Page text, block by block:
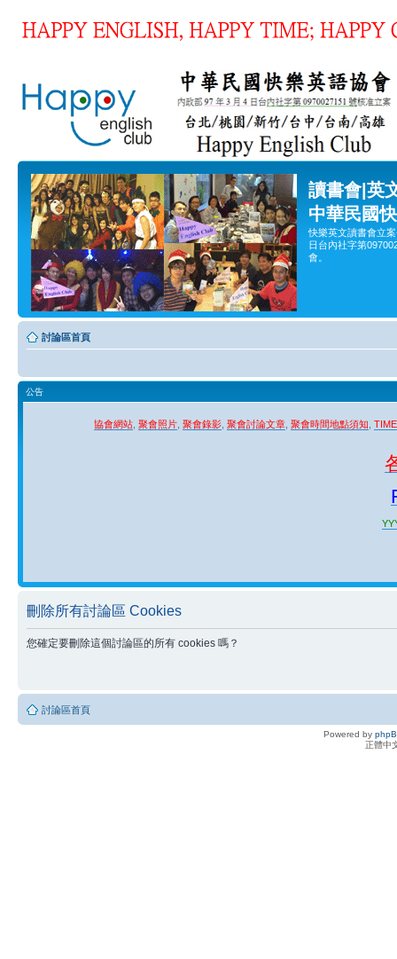
讀書會|英
中華民國
快樂英文讀書會立
日台內社字第
會。
討論區首頁
公告
協會網站 聚會照片 聚會錄影 聚會討論文章 聚會時間地點須知
刪除所有討論區 Cookies
您確定要刪除這個討論區的所有 cookies 嗎？
討論區首頁
Powered by
正體中